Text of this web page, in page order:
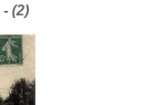
- (2)